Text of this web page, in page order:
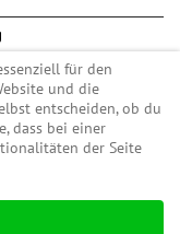
für den
und die
entscheiden, ob du
dass bei einer
der Seite